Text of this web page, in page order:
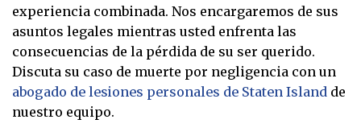
experiencia combinada. Nos encargaremos de sus
asuntos legales mientras usted enfrenta las
consecuencias de la pérdida de su ser querido.
Discuta su caso de muerte por negligencia con un
abogado de lesiones personales de Staten Island de
nuestro equipo.